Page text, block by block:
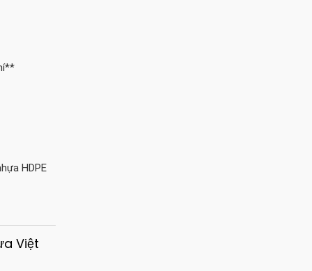
HDPE
Việt